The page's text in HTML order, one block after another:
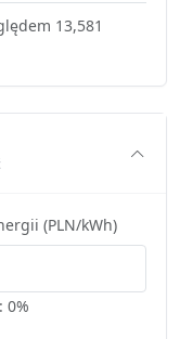
13,581
(PLN/kWh)
0%